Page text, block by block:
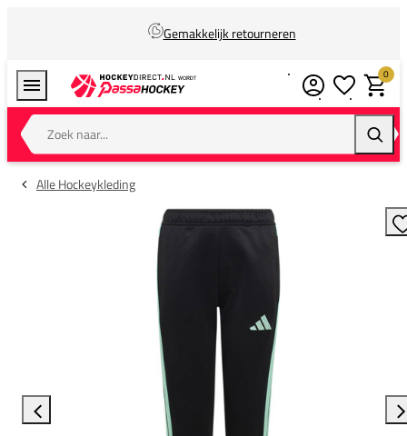
Gemakkelijk retourneren
Zoek naar...
0
Alle Hockeykleding